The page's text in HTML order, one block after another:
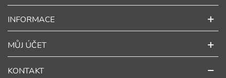
INFORMACE
MŮJ ÚČET
KONTAKT